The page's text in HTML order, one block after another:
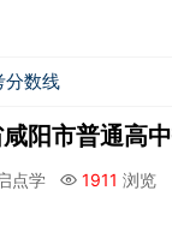
分数线
阳市普通高
点学 1911 浏览